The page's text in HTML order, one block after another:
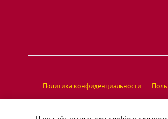
Политика конфиденциальности